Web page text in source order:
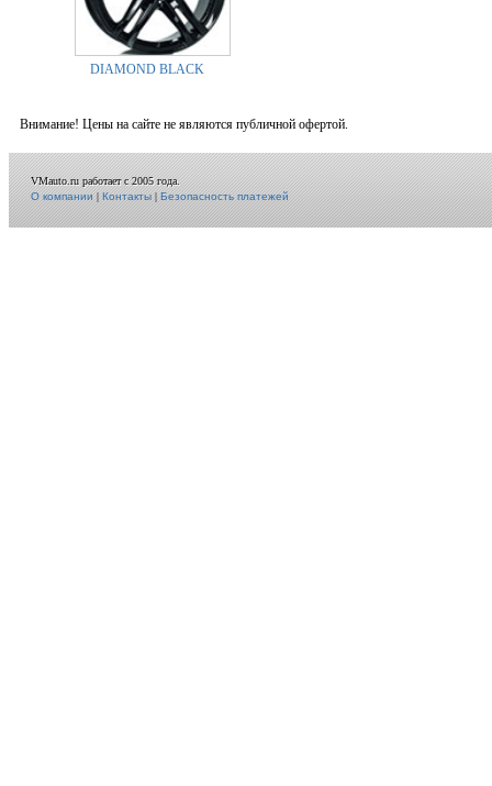
DIAMOND BLACK
Внимание! Цены на сайте не являются публичной офертой.
VMauto.ru работает с 2005 года.
О компании|Контакты|Безопасность платежей